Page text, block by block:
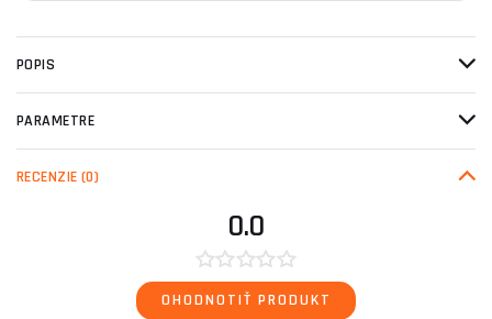
POPIS
PARAMETRE
RECENZIE (0)
0.0
OHODNOTIŤ PRODUKT